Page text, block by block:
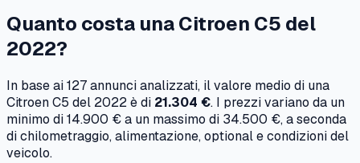
Quanto costa unaCitroen C5 del
2022?
In base ai127annunci analizzati, il valore medio di una
CitroenC5 del 2022è di 21.304 €. I prezzi variano da un
minimo di14.900 €a un massimo di 34.500 €, a seconda
di chilometraggio, alimentazione, optional e condizioni del
veicolo.